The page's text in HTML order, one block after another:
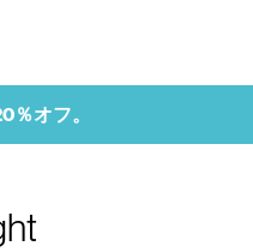
％オフ。